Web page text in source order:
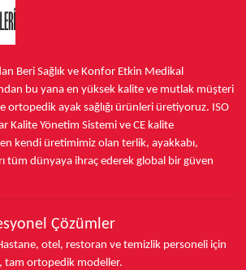
Beri Sağlık ve Konfor Etkin Medikal
bu yanaen yüksek kalite ve mutlak müşteri
ortopedik ayak sağlığı ürünleri üretiyoruz. ISO
Kalite Yönetim Sistemi ve CE kalite
kendi üretimimiz olan terlik, ayakkabı,
tüm dünyaya ihraç ederek global bir güven
Çözümler
otel, restoran ve temizlik personeli için
tam ortopedik modeller.